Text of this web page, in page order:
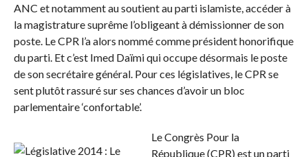
ANC et notamment au soutient au parti islamiste, accéder à
la magistrature suprême l’obligeant à démissionner de son
poste. Le CPR l’a alors nommé comme président honorifique
du parti. Et c’est Imed Daïmi qui occupe désormais le poste
de son secrétaire général. Pour ces législatives, le CPR se
sent plutôt rassuré sur ses chances d’avoir un bloc
parlementaire ‘confortable’.
Le Congrès Pour la
République (CPR) est un parti